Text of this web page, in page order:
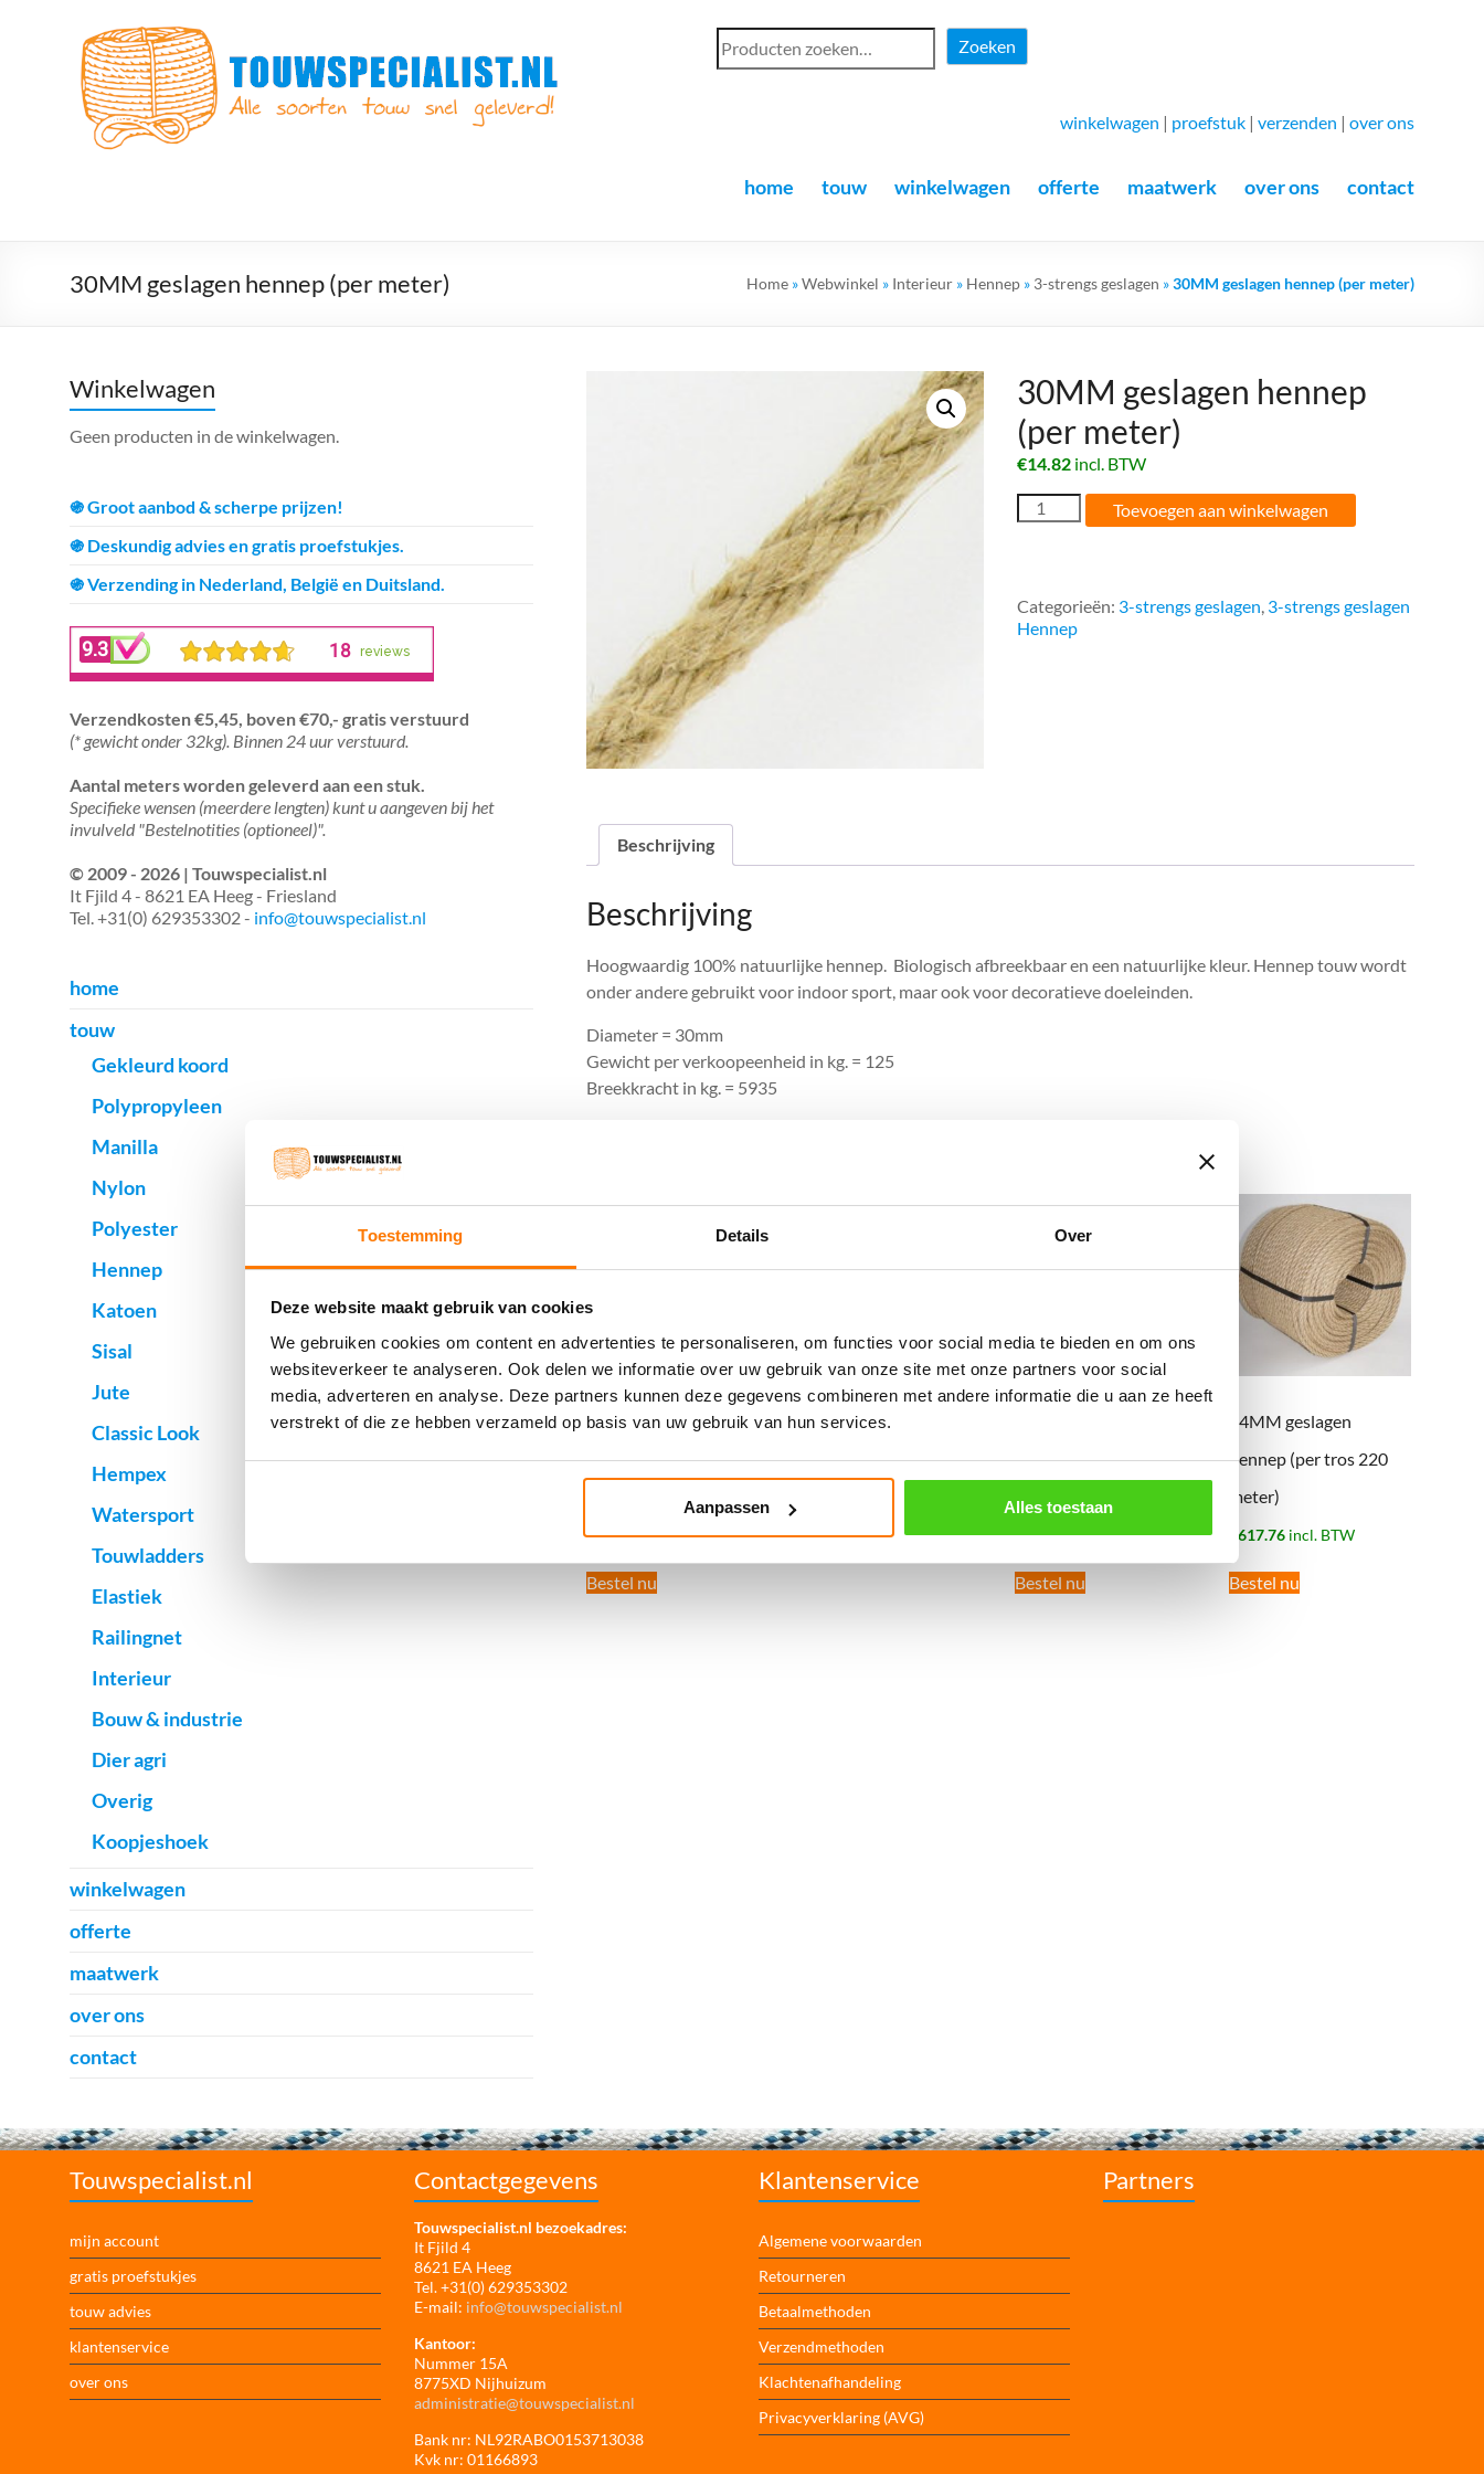
Toestemming Details Over
Deze website maakt gebruik van cookies
We gebruiken cookies om content en advertenties te personaliseren, om functies voor social media te bieden en om ons
websiteverkeer te analyseren. Ook delen we informatie over uw gebruik van onze site met onze partners voor social
media, adverteren en analyse. Deze partners kunnen deze gegevens combineren met andere informatie die u aan ze heeft
verstrekt of die ze hebben verzameld op basis van uw gebruik van hun services.
Aanpassen Alles toestaan
Touwspecialist.nl
Touwspecialist.nl,
het
adres
en
goed
Zoeken
winkelwagen | proefstuk | verzenden | over ons
home touw winkelwagen offerte maatwerk over ons contact
30MM geslagen hennep (per meter) Home »Webwinkel » Interieur » Hennep » 3-strengs geslagen »30MM geslagen hennep (per meter)
30MM geslagen hennep
(per meter)
€14.82 incl. BTW
30MM
geslagen
aantal
Toevoegen aan winkelwagen
Categorieën: 3-strengs geslagen, 3-strengs geslagen
Hennep
Beschrijving
Beschrijving
Hoogwaardig 100% natuurlijke hennep. Biologisch afbreekbaar en een natuurlijke kleur. Hennep touw wordt
onder andere gebruikt voor indoor sport, maar ook voor decoratieve doeleinden.
Diameter = 30mm
Gewicht per verkoopeenheid in kg. = 125
Breekkracht in kg. = 5935
04MM geslagen
hennep (per tros 220
€89.00incl. BTW
Bestel nu
26MM geslagen
hennep (per meter)
Bestel nu
hennep (per tros 220
meter)
€217.44incl. BTW
Bestel nu
14MM geslagen
hennep (per tros 220
meter)
617.76 incl. BTW
Bestel nu
Winkelwagen
Geen producten in de winkelwagen.
֍ Groot aanbod & scherpe prijzen!
֍ Deskundig advies en gratis proefstukjes.
֍ Verzending in Nederland, België en Duitsland.
Verzendkosten €5,45, boven €70,- gratis verstuurd
(* gewicht onder 32kg). Binnen 24 uur verstuurd.
Aantal meters worden geleverd aan een stuk.
Specifieke wensen (meerdere lengten) kunt u aangeven bij het
invulveld "Bestelnotities (optioneel)".
© 2009 - 2026 | Touwspecialist.nl
It Fjild 4 - 8621 EA Heeg - Friesland
Tel. +31(0) 629353302 - info@touwspecialist.nl
home
touw
Gekleurd koord
Polypropyleen
Manilla
Nylon
Polyester
Hennep
Katoen
Sisal
Jute
Classic Look
Hempex
Watersport
Touwladders
Elastiek
Railingnet
Interieur
Bouw & industrie
Dier agri
Overig
Koopjeshoek
winkelwagen
offerte
maatwerk
over ons
contact
Touwspecialist.nl
mijn account
gratis proefstukjes
touw advies
klantenservice
over ons
Contactgegevens
Touwspecialist.nl bezoekadres:
It Fjild 4
8621 EA Heeg
Tel. +31(0) 629353302
E-mail: info@touwspecialist.nl
Kantoor:
Nummer 15A
8775XD Nijhuizum
administratie@touwspecialist.nl
Bank nr: NL92RABO0153713038
Kvk nr: 01166893
Klantenservice
Algemene voorwaarden
Retourneren
Betaalmethoden
Verzendmethoden
Klachtenafhandeling
Privacyverklaring (AVG)
Partners